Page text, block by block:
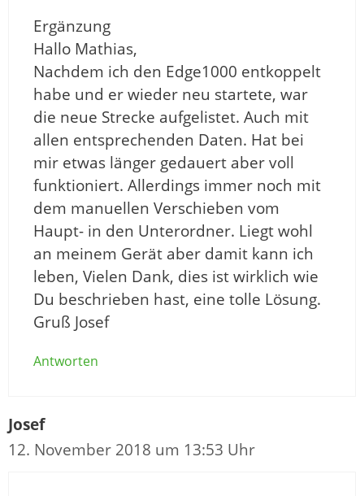
Ergänzung
Hallo Mathias,
Nachdem ich den Edge1000 entkoppelt
habe und er wieder neu startete, war
die neue Strecke aufgelistet. Auch mit
allen entsprechenden Daten. Hat bei
mir etwas länger gedauert aber voll
funktioniert. Allerdings immer noch mit
dem manuellen Verschieben vom
Haupt- in den Unterordner. Liegt wohl
an meinem Gerät aber damit kann ich
leben, Vielen Dank, dies ist wirklich wie
Du beschrieben hast, eine tolle Lösung.
Gruß Josef
Antworten
Josef
12. November 2018 um 13:53 Uhr